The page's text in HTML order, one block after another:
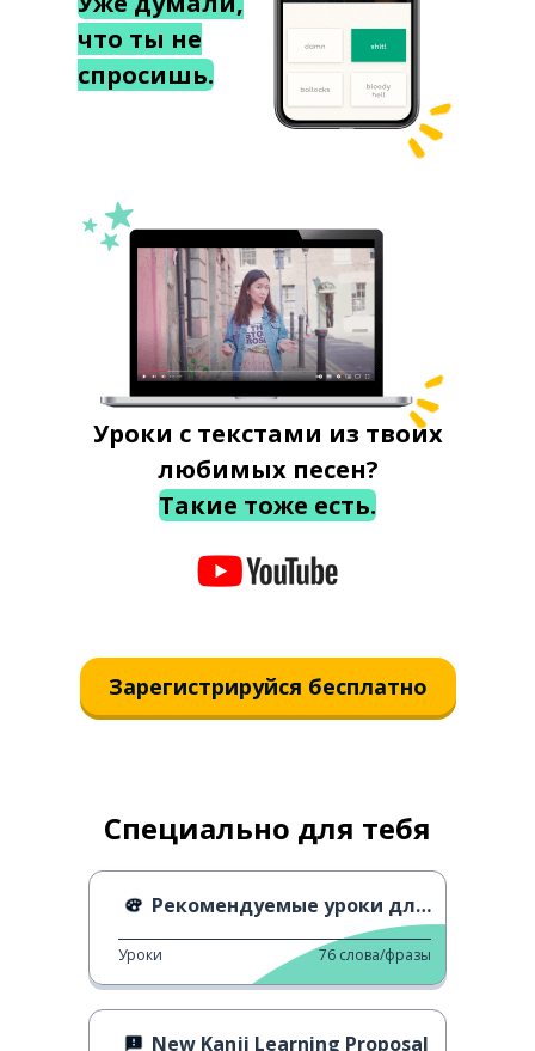
что ты не
спросишь.
Уроки с текстами из твоих
любимых песен?
Такие тоже есть.
Зарегистрируйся бесплатно
Специально для тебя
Рекомендуемые уроки для взрослых
Уроки 76 слова/фразы
New Kanji Learning Proposal